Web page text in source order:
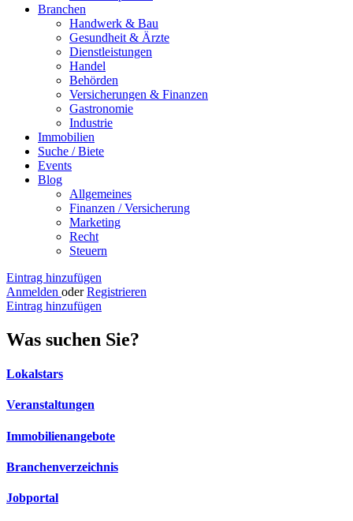
Branchen
Handwerk & Bau
Gesundheit & Ärzte
Dienstleistungen
Handel
Behörden
Versicherungen & Finanzen
Gastronomie
Industrie
Immobilien
Suche / Biete
Events
Blog
Allgemeines
Finanzen / Versicherung
Marketing
Recht
Steuern
Eintrag hinzufügen
Anmelden oder Registrieren
Eintrag hinzufügen
Was suchen Sie?
Lokalstars
Veranstaltungen
Immobilienangebote
Branchenverzeichnis
Jobportal